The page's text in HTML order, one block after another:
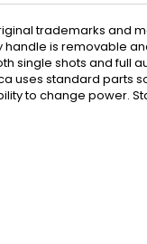
trademarks and
is removable
single shots and full
uses standard parts
to change power.